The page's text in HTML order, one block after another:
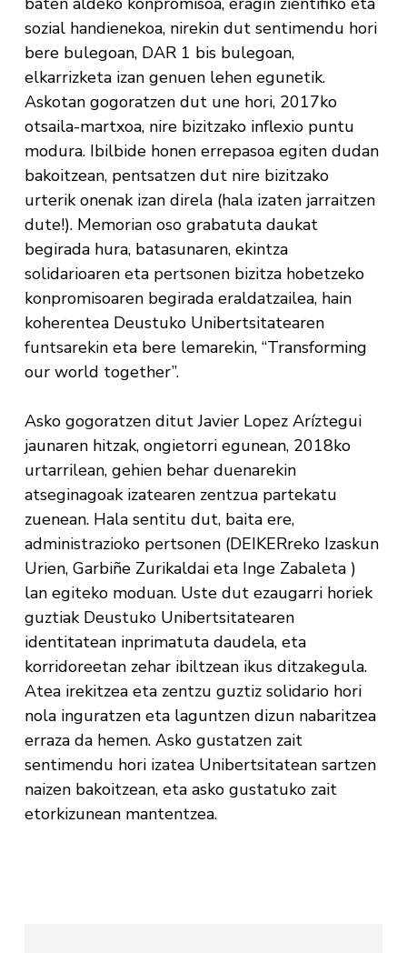
sozial handienekoa, nirekin dut sentimendu hori
bere bulegoan, DAR 1 bis bulegoan,
elkarrizketa izan genuen lehen egunetik.
Askotan gogoratzen dut une hori, 2017ko
otsaila-martxoa, nire bizitzako inflexio puntu
modura. Ibilbide honen errepasoa egiten dudan
bakoitzean, pentsatzen dut nire bizitzako
urterik onenak izan direla (hala izaten jarraitzen
dute!). Memorian oso grabatuta daukat
begirada hura, batasunaren, ekintza
solidarioaren eta pertsonen bizitza hobetzeko
konpromisoaren begirada eraldatzailea, hain
koherentea Deustuko Unibertsitatearen
funtsarekin eta bere lemarekin, “Transforming
our world together”.
Asko gogoratzen ditut Javier Lopez Aríztegui
jaunaren hitzak, ongietorri egunean, 2018ko
urtarrilean, gehien behar duenarekin
atseginagoak izatearen zentzua partekatu
zuenean. Hala sentitu dut, baita ere,
administrazioko pertsonen (DEIKERreko Izaskun
Urien, Garbiñe Zurikaldai eta Inge Zabaleta )
lan egiteko moduan. Uste dut ezaugarri horiek
guztiak Deustuko Unibertsitatearen
identitatean inprimatuta daudela, eta
korridoreetan zehar ibiltzean ikus ditzakegula.
Atea irekitzea eta zentzu guztiz solidario hori
nola inguratzen eta laguntzen dizun nabaritzea
erraza da hemen. Asko gustatzen zait
sentimendu hori izatea Unibertsitatean sartzen
naizen bakoitzean, eta asko gustatuko zait
etorkizunean mantentzea.